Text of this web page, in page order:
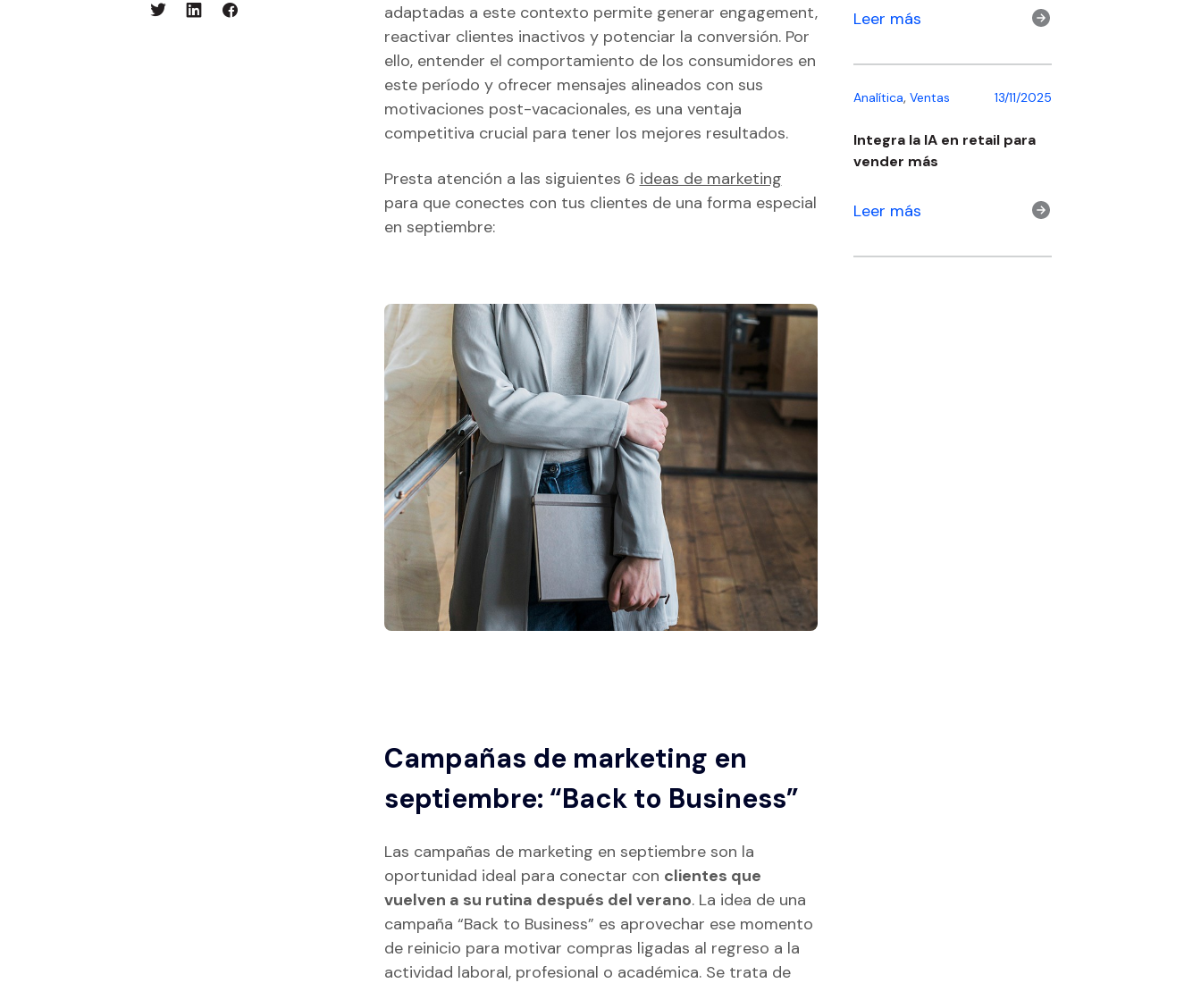
adaptadas a este contexto permite generar engagement,
reactivar clientes inactivos y potenciar la conversión. Por
ello, entender el comportamiento de los consumidores en
este período y ofrecer mensajes alineados con sus
motivaciones post-vacacionales, es una ventaja
competitiva crucial para tener los mejores resultados.
Presta atención a las siguientes 6 ideas de marketing
para que conectes con tus clientes de una forma especial
en septiembre:
Campañas de marketing en
septiembre: “Back to Business”
Las campañas de marketing en septiembre son la
oportunidad ideal para conectar con clientes que
vuelven a su rutina después del verano. La idea de una
campaña “Back to Business” es aprovechar ese momento
de reinicio para motivar compras ligadas al regreso a la
actividad laboral, profesional o académica. Se trata de
Leer más
Analítica, Ventas 13/11/2025
Integra la IA en retail para
vender más
Leer más